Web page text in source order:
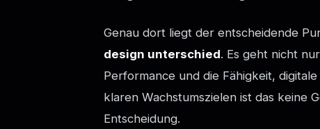
Genau dort liegt der entscheidende
design unterschied. Es geht nicht
Performance und die Fähigkeit,
klaren Wachstumszielen ist das keine
Entscheidung.